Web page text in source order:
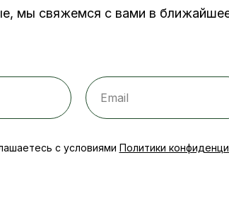
мы свяжемся с вами в
с условиями Политики